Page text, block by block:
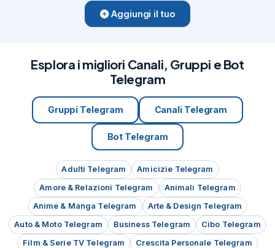
Aggiungi il tuo
Esplora i migliori Canali, Gruppi e Bot
Telegram
Gruppi Telegram Canali Telegram
Bot Telegram
Adulti Telegram
Amicizie Telegram
Amore & Relazioni Telegram
Animali Telegram
Anime & Manga Telegram
Arte & Design Telegram
Auto & Moto Telegram
Business Telegram
Cibo Telegram
Film & Serie TV Telegram
Crescita Personale Telegram